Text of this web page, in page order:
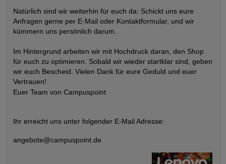
Natürlich sind wir weiterhin für euch da: Schickt uns eure
Anfragen gerne per E-Mail oder Kontaktformular, und wir
kümmern uns persönlich darum.
Im Hintergrund arbeiten wir mit Hochdruck daran, den Shop
für euch zu optimieren. Sobald wir wieder startklar sind, geben
wir euch Bescheid. Vielen Dank für eure Geduld und euer
Vertrauen!
Euer Team von Campuspoint
Ihr erreicht uns unter folgender E-Mail Adresse:
angebote@campuspoint.de